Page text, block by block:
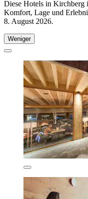
Diese Hotels in Kirchberg
Komfort, Lage und
8. August 2026.
Weniger